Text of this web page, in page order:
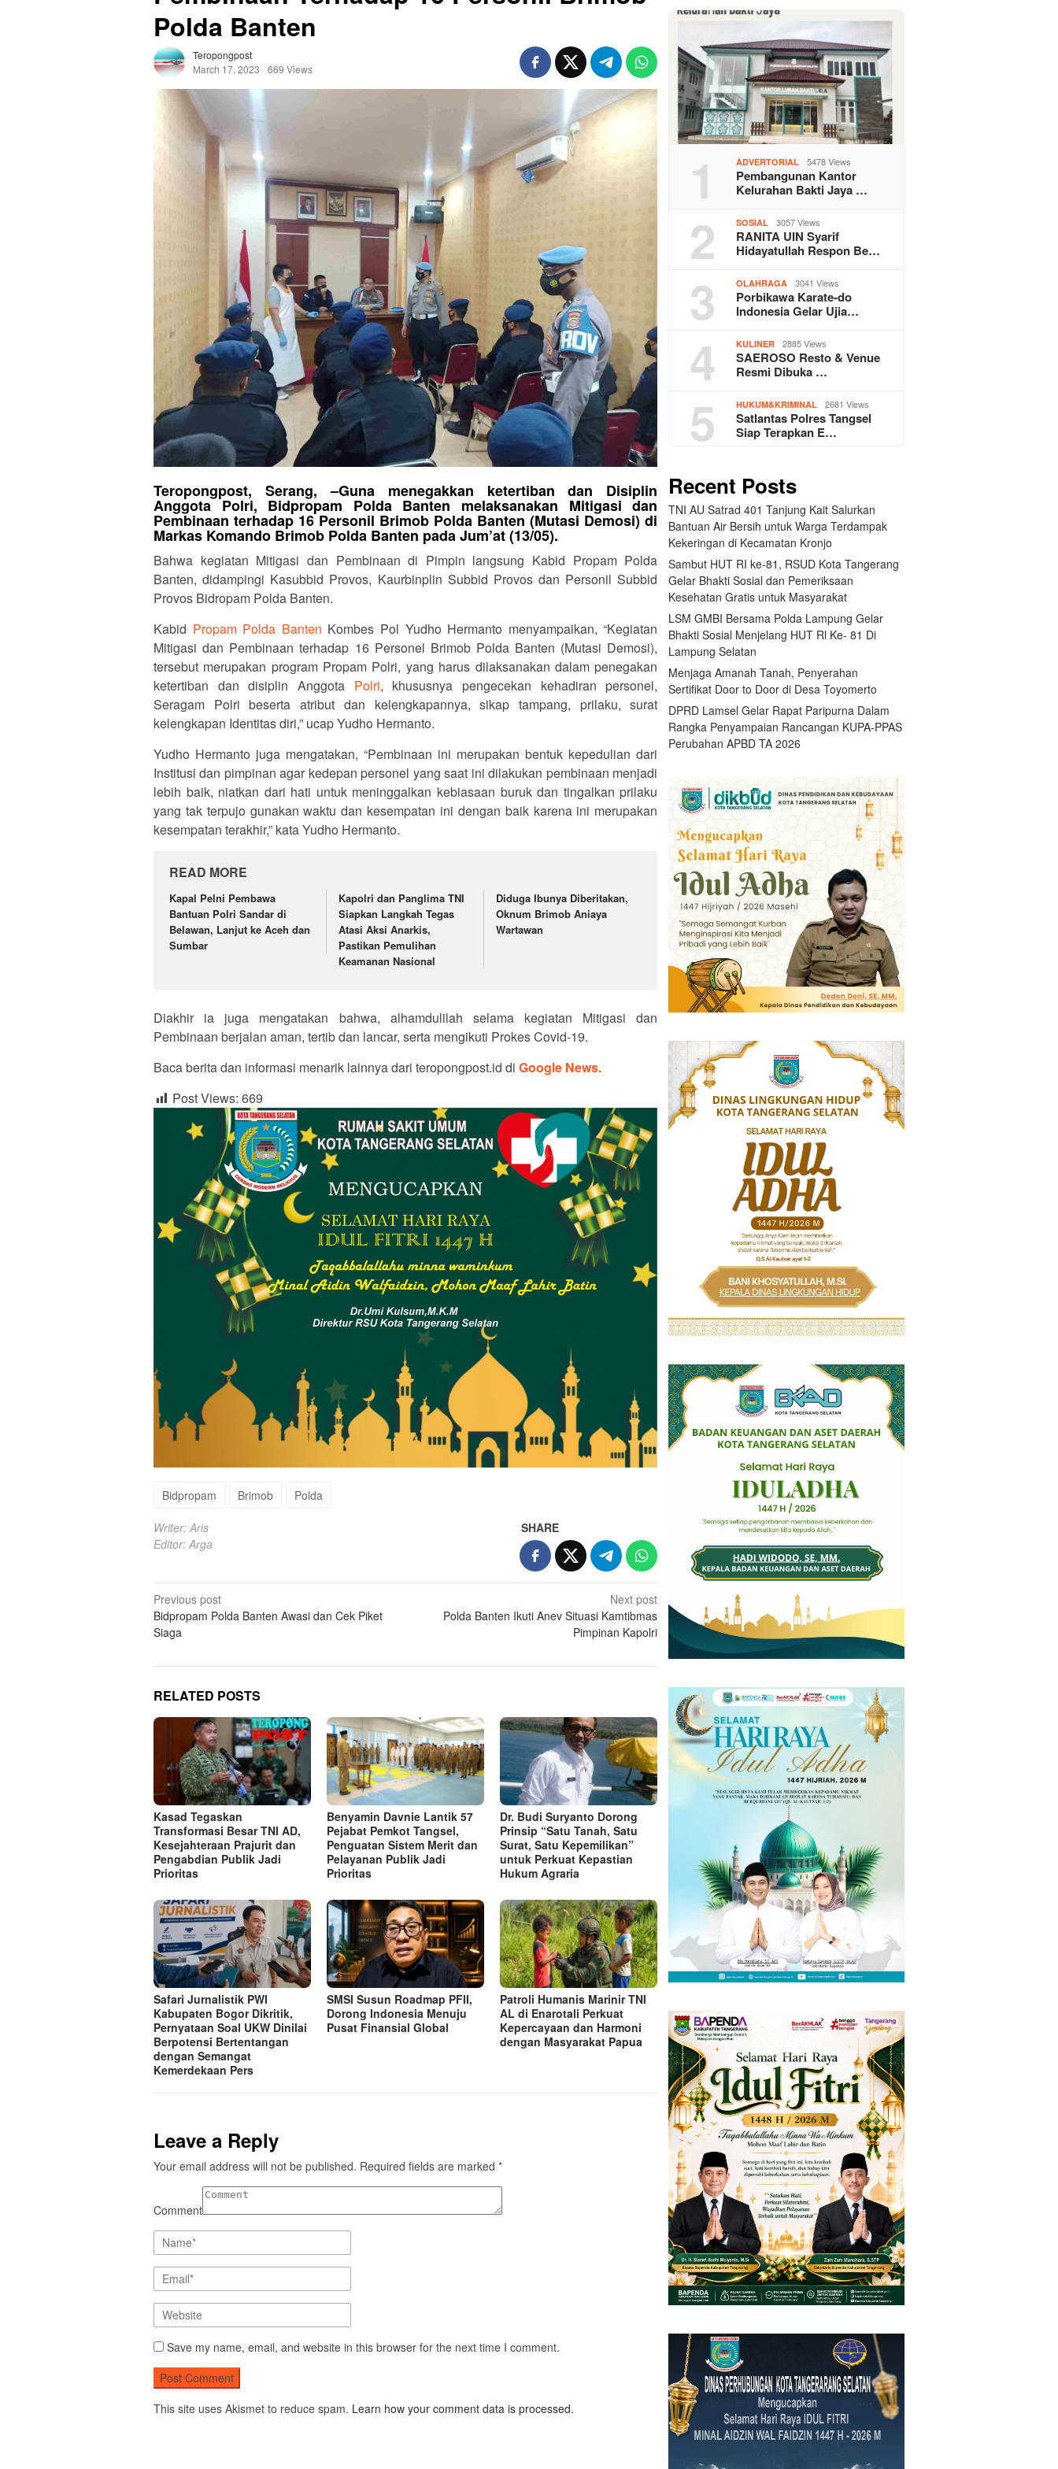
Polda Banten
Teropongpost
March 17, 2023
669 Views
Teropongpost, Serang, –Guna menegakkan ketertiban dan Disiplin
Anggota Polri, Bidpropam Polda Banten melaksanakan Mitigasi dan
Pembinaan terhadap 16 Personil Brimob Polda Banten (Mutasi Demosi) di
Markas Komando Brimob Polda Banten pada Jum’at (13/05).
Bahwa kegiatan Mitigasi dan Pembinaan di Pimpin langsung Kabid Propam Polda
Banten, didampingi Kasubbid Provos, Kaurbinplin Subbid Provos dan Personil Subbid
Provos Bidropam Polda Banten.
Kabid Propam Polda Banten Kombes Pol Yudho Hermanto menyampaikan, “Kegiatan
Mitigasi dan Pembinaan terhadap 16 Personel Brimob Polda Banten (Mutasi Demosi),
tersebut merupakan program Propam Polri, yang harus dilaksanakan dalam penegakan
ketertiban dan disiplin Anggota Polri, khususnya pengecekan kehadiran personel,
Seragam Polri beserta atribut dan kelengkapannya, sikap tampang, prilaku, surat
kelengkapan Identitas diri,” ucap Yudho Hermanto.
Yudho Hermanto juga mengatakan, “Pembinaan ini merupakan bentuk kepedulian dari
Institusi dan pimpinan agar kedepan personel yang saat ini dilakukan pembinaan menjadi
lebih baik, niatkan dari hati untuk meninggalkan kebiasaan buruk dan tingalkan prilaku
yang tak terpujo gunakan waktu dan kesempatan ini dengan baik karena ini merupakan
kesempatan terakhir,” kata Yudho Hermanto.
READ MORE
Kapal Pelni Pembawa
Bantuan Polri Sandar di
Belawan, Lanjut ke Aceh dan
Sumbar
Kapolri dan Panglima TNI
Siapkan Langkah Tegas
Atasi Aksi Anarkis,
Pastikan Pemulihan
Keamanan Nasional
Diduga Ibunya Diberitakan,
Oknum Brimob Aniaya
Wartawan
Diakhir ia juga mengatakan bahwa, alhamdulilah selama kegiatan Mitigasi dan
Pembinaan berjalan aman, tertib dan lancar, serta mengikuti Prokes Covid-19.
Baca berita dan informasi menarik lainnya dari teropongpost.id di Google News.
Post Views: 669
Bidpropam Brimob Polda
Writer: Aris
Editor: Arga
SHARE
Post
navigation
Previous post
Bidpropam Polda Banten Awasi dan Cek Piket
Siaga
Next post
Polda Banten Ikuti Anev Situasi Kamtibmas
Pimpinan Kapolri
RELATED POSTS
Kasad Tegaskan
Transformasi Besar TNI AD,
Kesejahteraan Prajurit dan
Pengabdian Publik Jadi
Prioritas
Benyamin Davnie Lantik 57
Pejabat Pemkot Tangsel,
Penguatan Sistem Merit dan
Pelayanan Publik Jadi
Prioritas
Dr. Budi Suryanto Dorong
Prinsip “Satu Tanah, Satu
Surat, Satu Kepemilikan”
untuk Perkuat Kepastian
Hukum Agraria
Safari Jurnalistik PWI
Kabupaten Bogor Dikritik,
Pernyataan Soal UKW Dinilai
Berpotensi Bertentangan
dengan Semangat
Kemerdekaan Pers
SMSI Susun Roadmap PFII,
Dorong Indonesia Menuju
Pusat Finansial Global
Patroli Humanis Marinir TNI
AL di Enarotali Perkuat
Kepercayaan dan Harmoni
dengan Masyarakat Papua
Leave a Reply
Your email address will not be published. Required fields are marked *
Comment
Save my name, email, and website in this browser for the next time I comment.
This site uses Akismet to reduce spam. Learn how your comment data is processed.
1 ADVERTORIAL 5478 Views
Pembangunan Kantor
Kelurahan Bakti Jaya …
2 SOSIAL 3057 Views
RANITA UIN Syarif
Hidayatullah Respon Be…
3 OLAHRAGA 3041 Views
Porbikawa Karate-do
Indonesia Gelar Ujia…
4 KULINER 2885 Views
SAEROSO Resto & Venue
Resmi Dibuka …
5 HUKUM&KRIMINAL 2681 Views
Satlantas Polres Tangsel
Siap Terapkan E…
Recent Posts
TNI AU Satrad 401 Tanjung Kait Salurkan
Bantuan Air Bersih untuk Warga Terdampak
Kekeringan di Kecamatan Kronjo
Sambut HUT RI ke-81, RSUD Kota Tangerang
Gelar Bhakti Sosial dan Pemeriksaan
Kesehatan Gratis untuk Masyarakat
LSM GMBI Bersama Polda Lampung Gelar
Bhakti Sosial Menjelang HUT Rl Ke- 81 Di
Lampung Selatan
Menjaga Amanah Tanah, Penyerahan
Sertifikat Door to Door di Desa Toyomerto
DPRD Lamsel Gelar Rapat Paripurna Dalam
Rangka Penyampaian Rancangan KUPA-PPAS
Perubahan APBD TA 2026